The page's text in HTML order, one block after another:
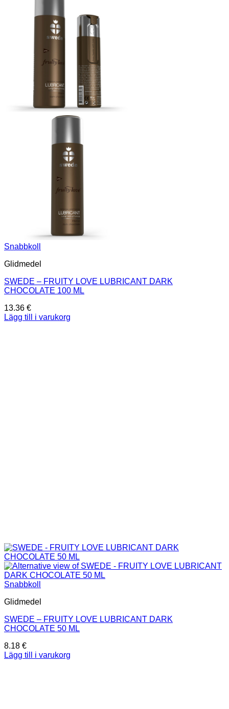
Snabbkoll
Glidmedel
SWEDE – FRUITY LOVE LUBRICANT DARK
CHOCOLATE 100 ML
13.36 €
Lägg till i varukorg
Snabbkoll
Glidmedel
SWEDE – FRUITY LOVE LUBRICANT DARK
CHOCOLATE 50 ML
8.18 €
Lägg till i varukorg